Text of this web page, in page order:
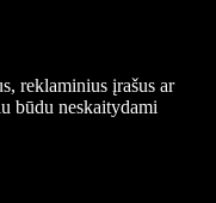
reklaminius įrašus ar
būdu neskaitydami